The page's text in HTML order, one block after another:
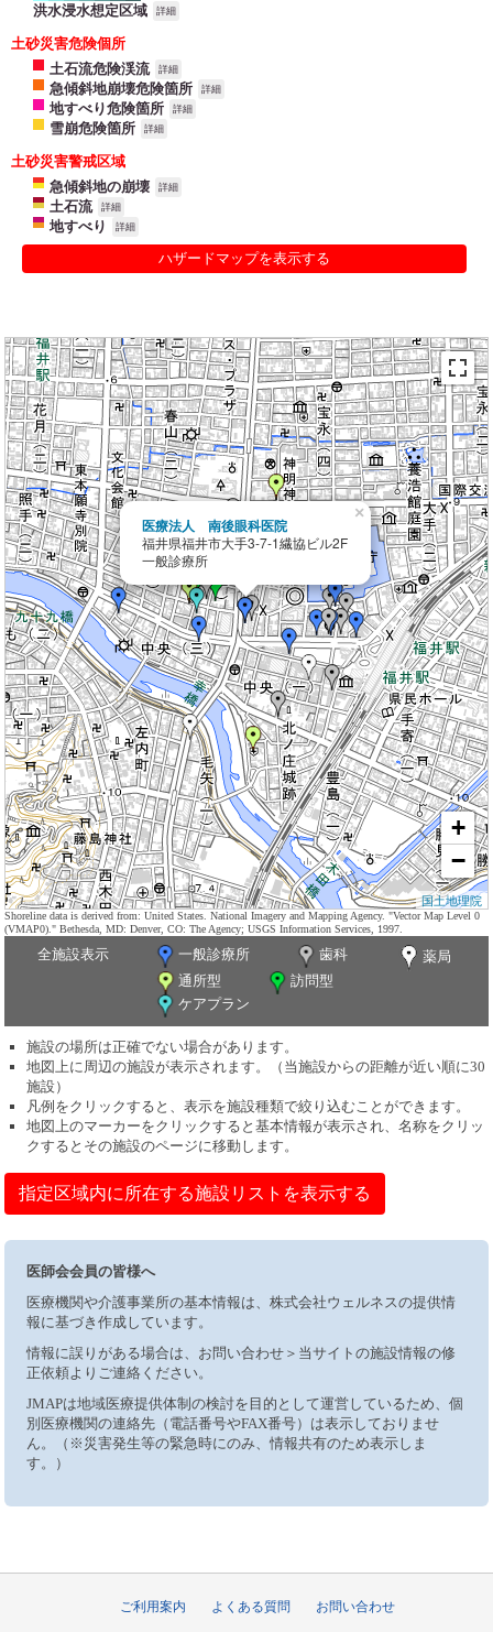
洪水浸水想定区域 詳細
土砂災害危険個所
土石流危険渓流
詳細
急傾斜地崩壊危険箇所 詳細
地すべり危険箇所 詳細
雪崩危険箇所 詳細
土砂災害警戒区域
急傾斜地の崩壊
詳細
土石流 詳細
地すべり 詳細
ハザードマップを表示する
医療法人 南後眼科医院
福井県福井市大手3-7-1繊協ビル2F
一般診療所
×
+
−
国土地理院
Shoreline data is derived from: United States. National Imagery and Mapping Agency. "Vector Map Level 0
(VMAP0)." Bethesda, MD: Denver, CO: The Agency; USGS Information Services, 1997.
全施設表示 一般診療所 歯科
薬局
通所型
訪問型
ケアプラン
施設の場所は正確でない場合があります。
地図上に周辺の施設が表示されます。（当施設からの距離が近い順に30
施設）
凡例をクリックすると、表示を施設種類で絞り込むことができます。
地図上のマーカーをクリックすると基本情報が表示され、名称をクリッ
クするとその施設のページに移動します。
指定区域内に所在する施設リストを表示する
医師会会員の皆様へ
医療機関や介護事業所の基本情報は、株式会社ウェルネスの提供情
報に基づき作成しています。
情報に誤りがある場合は、お問い合わせ＞当サイトの施設情報の修
正依頼よりご連絡ください。
JMAPは地域医療提供体制の検討を目的として運営しているため、個
別医療機関の連絡先（電話番号やFAX番号）は表示しておりませ
ん。（※災害発生等の緊急時にのみ、情報共有のため表示しま
す。）
ご利用案内 よくある質問 お問い合わせ